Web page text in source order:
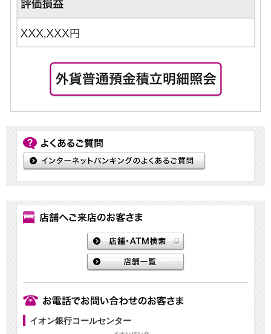
イオン銀行コールセンター